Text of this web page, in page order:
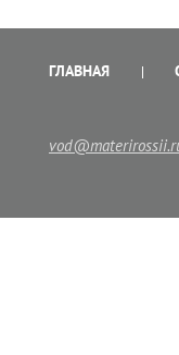
ГЛАВНАЯ